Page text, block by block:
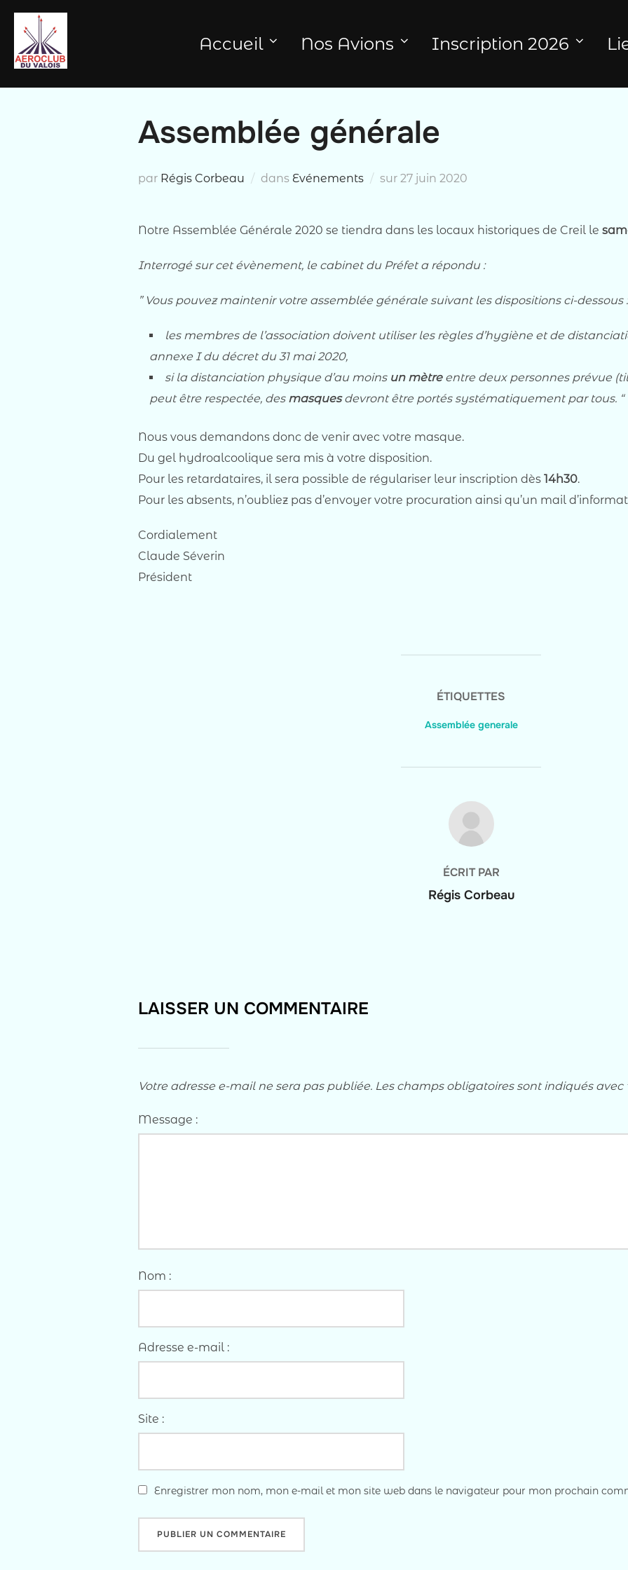
contenu
Accueil Nos Avions Inscription 2026
Assemblée générale
par Régis Corbeau dans Evénements sur Publié
27 juin 2020
Notre Assemblée Générale 2020 se tiendra dans les locaux historiques de Creil le
Interrogé sur cet évènement, le cabinet du Préfet a répondu :
” Vous pouvez maintenir votre assemblée générale suivant les dispositions ci-dessous :
les membres de l’association doivent utiliser les règles d’hygiène et de
annexe I du décret du 31 mai 2020,
si la distanciation physique d’au moins un mètreentre deux personnes prévue
peut être respectée, des masquesdevront être portés systématiquement par tous. “
Nous vous demandons donc de venir avec votre masque.
Du gel hydroalcoolique sera mis à votre disposition.
Pour les retardataires, il sera possible de régulariser leur inscription dès 14h30.
Pour les absents, n’oubliez pas d’envoyer votre procuration ainsi qu’un mail
Cordialement
Claude Séverin
Président
ÉTIQUETTES
Assemblée generale
AUTEUR DE LA PUBLICATION
ÉCRIT PAR
Régis Corbeau
LAISSER UN COMMENTAIRE
Votre adresse e-mail ne sera pas publiée. Les champs obligatoires sont indiqués avec
Message :
Nom :
Adresse e-mail :
Site :
Enregistrer mon nom, mon e-mail et mon site web dans le navigateur pour mon prochain